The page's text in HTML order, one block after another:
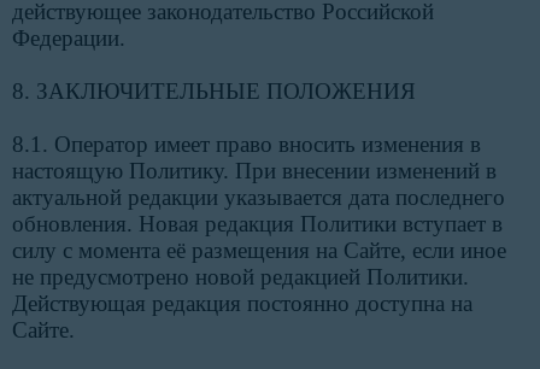
действующее законодательство Российской
Федерации.
8. ЗАКЛЮЧИТЕЛЬНЫЕ ПОЛОЖЕНИЯ
8.1. Оператор имеет право вносить изменения в
настоящую Политику. При внесении изменений в
актуальной редакции указывается дата последнего
обновления. Новая редакция Политики вступает в
силу с момента её размещения на Сайте, если иное
не предусмотрено новой редакцией Политики.
Действующая редакция постоянно доступна на
Сайте.